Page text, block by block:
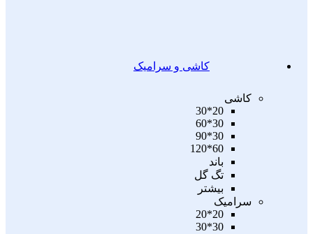
کاشی و سرامیک
کاشی
20*30
30*60
30*90
60*120
باند
تگ گل
بیشتر
سرامیک
20*20
30*30